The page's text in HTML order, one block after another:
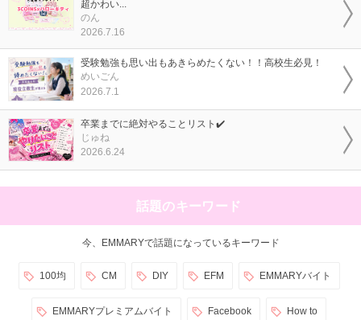
超かわい...
のん
2026.7.16
受験勉強も思い出もあきらめたくない！！高校生必見！
めいごん
2026.7.1
卒業までに絶対やることリスト✔️
じゅね
2026.6.24
話題のキーワード
今、EMMARYで話題になっているキーワード
100均 CM DIY EFM EMMARYバイト
EMMARYプレミアムバイト Facebook How to